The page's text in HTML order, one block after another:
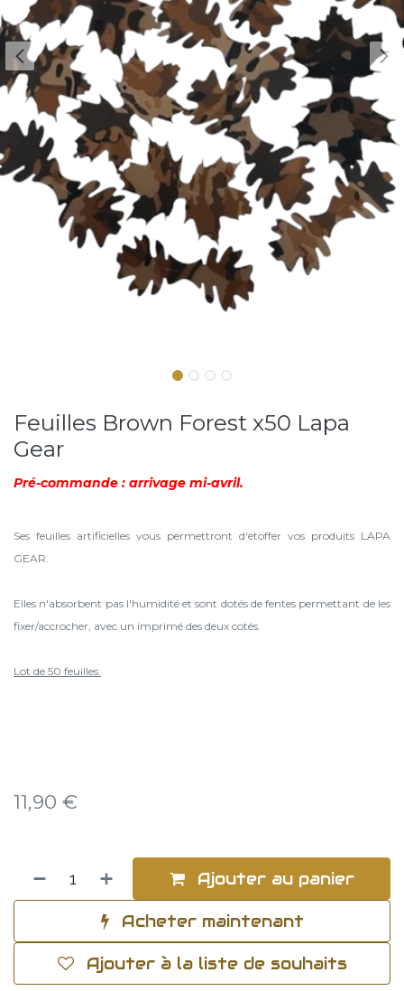
Feuilles Brown Forest x50 Lapa
Gear
Pré-commande : arrivage mi-avril.
Ses feuilles artificielles vous permettront d'étoffer vos produits LAPA
GEAR.
Elles n'absorbent pas l'humidité et sont dotés de fentes permettant de les
fixer/accrocher, avec un imprimé des deux cotés.
Lot de 50 feuilles.
11,90 €
Ajouter au panier
Acheter maintenant
Ajouter à la liste de souhaits